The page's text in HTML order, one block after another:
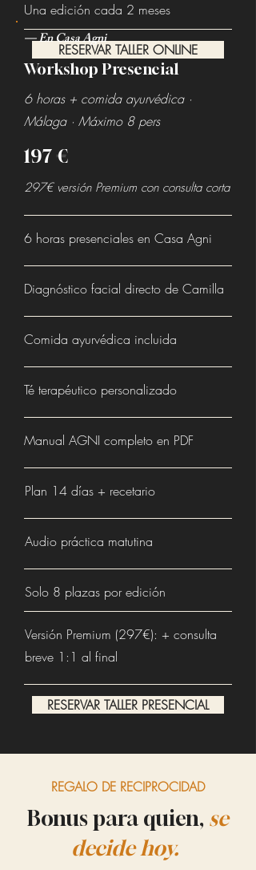
Una edición cada 2 meses
RESERVAR TALLER ONLINE
— En Casa Agni
Workshop Presencial
6 horas + comida ayurvédica ·
Málaga · Máximo 8 pers
197 €
297€ versión Premium con consulta corta
6 horas presenciales en Casa Agni
Diagnóstico facial directo de Camilla
Comida ayurvédica incluida
Té terapéutico personalizado
Manual AGNI completo en PDF
Plan 14 días + recetario
Audio práctica matutina
Solo 8 plazas por edición
Versión Premium (297€): + consulta
breve 1:1 al final
RESERVAR TALLER PRESENCIAL
REGALO DE RECIPROCIDAD
Bonus para quien, se
decide hoy.